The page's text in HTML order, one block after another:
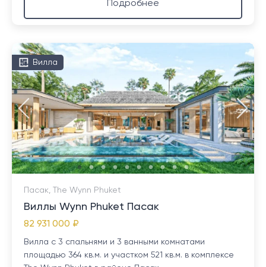
Подробнее
Вилла
Пасак, The Wynn Phuket
Виллы Wynn Phuket Пасак
82 931 000 ₽
Вилла с 3 спальнями и 3 ванными комнатами
площадью 364 кв.м. и участком 521 кв.м. в комплексе